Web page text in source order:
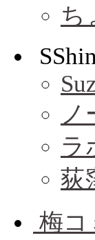
ち
ノ
ラ
荻
梅コ